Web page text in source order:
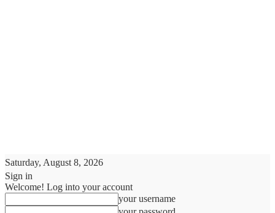
Saturday, August 8, 2026
Sign in
Welcome! Log into your account
your username